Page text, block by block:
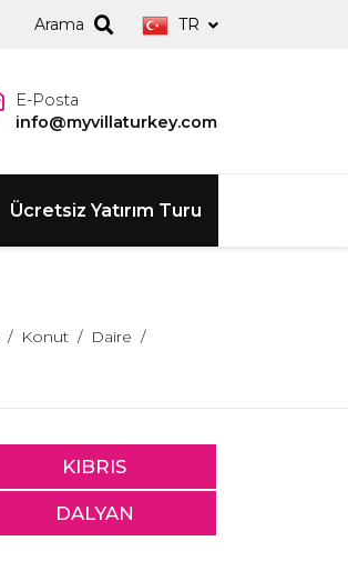
Arama TR
E-Posta
info@myvillaturkey.com
Ücretsiz Yatırım Turu
Konut
Daire
KIBRIS
DALYAN